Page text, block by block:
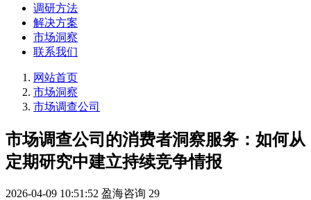
调研方法
解决方案
市场洞察
联系我们
网站首页
市场洞察
市场调查公司
市场调查公司的消费者洞察服务：如何从
定期研究中建立持续竞争情报
2026-04-09 10:51:52 盈海咨询 29